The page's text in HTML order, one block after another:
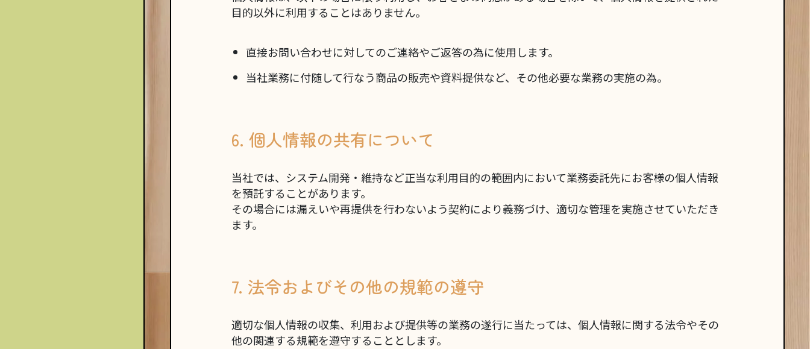
目的以外に利用することはありません。
直接お問い合わせに対してのご連絡やご返答の為に使用します。
当社業務に付随して行なう商品の販売や資料提供など、その他必要な業務の実施の為。
6. 個人情報の共有について
当社では、システム開発・維持など正当な利用目的の範囲内において業務委託先にお客様の個人情報
を預託することがあります。
その場合には漏えいや再提供を行わないよう契約により義務づけ、適切な管理を実施させていただき
ます。
7. 法令およびその他の規範の遵守
適切な個人情報の収集、利用および提供等の業務の遂行に当たっては、個人情報に関する法令やその
他の関連する規範を遵守することとします。